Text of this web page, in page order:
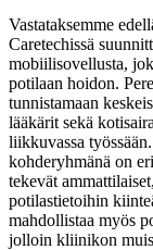
Vastataksemme
Caretechissä
mobiilisovellusta,
potilaan hoidon.
tunnistamaan
lääkärit sekä
liikkuvassa
kohderyhmänä on
tekevät
potilastietoihin
mahdollistaa myös
jolloin kliinikon